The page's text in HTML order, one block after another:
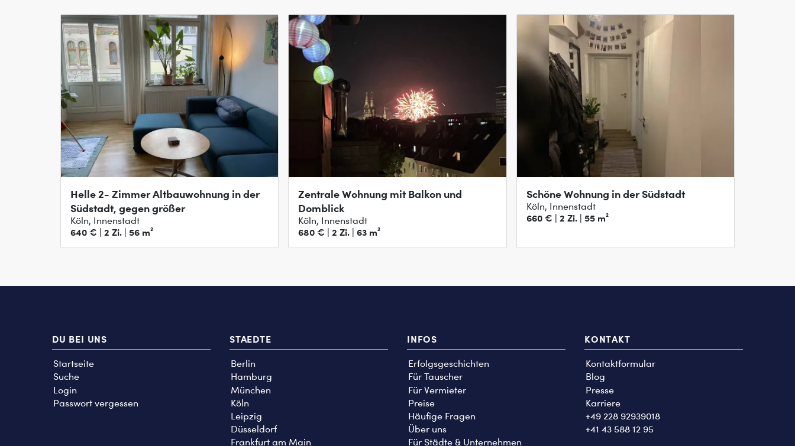
Helle 2- Zimmer Altbauwohnung in der
Südstadt, gegen größer
Köln, Innenstadt
640 € | 2 Zi. | 56 m²
Zentrale Wohnung mit Balkon und
Domblick
Köln, Innenstadt
680 € | 2 Zi. | 63 m²
Schöne Wohnung in der Südstadt
Köln, Innenstadt
660 € | 2 Zi. | 55 m²
DU BEI UNS
Startseite
Suche
Login
Passwort vergessen
STAEDTE
Berlin
Hamburg
München
Köln
Leipzig
Düsseldorf
Frankfurt am Main
INFOS
Erfolgsgeschichten
Für Tauscher
Für Vermieter
Preise
Häufige Fragen
Über uns
Für Städte & Unternehmen
KONTAKT
Kontaktformular
Blog
Presse
Karriere
+49 228 92939018
+41 43 588 12 95